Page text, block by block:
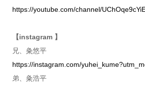
https://youtube.com/channel/
【instagram 】
兄、粂悠平
https://instagram.com/
弟、粂浩平